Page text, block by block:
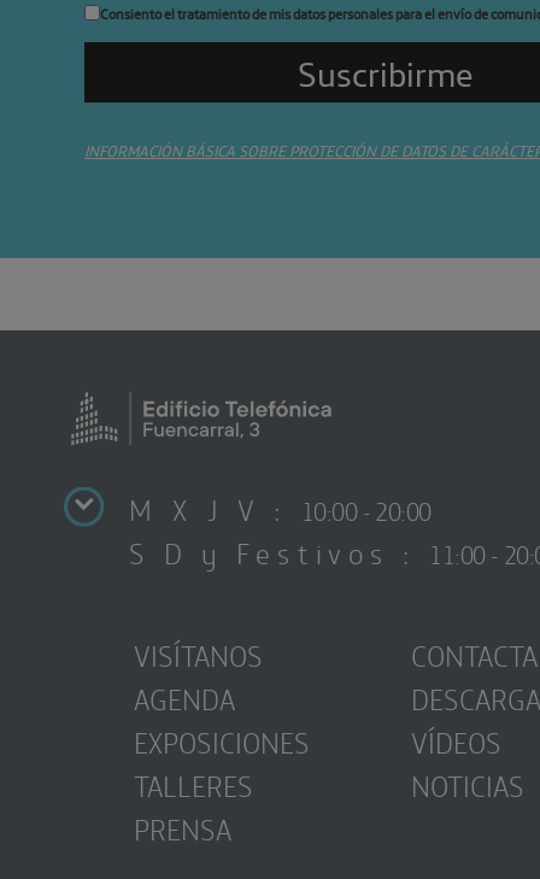
Consiento el tratamiento de mis datos personales para el envío de
INFORMACIÓN BÁSICA SOBRE PROTECCIÓN DE DATOS DE
M X J V : 10:00 - 20:00
S D y Festivos : 11:00 -
VISÍTANOS
AGENDA
EXPOSICIONES
TALLERES
PRENSA
CONTACTA
VÍDEOS
NOTICIAS